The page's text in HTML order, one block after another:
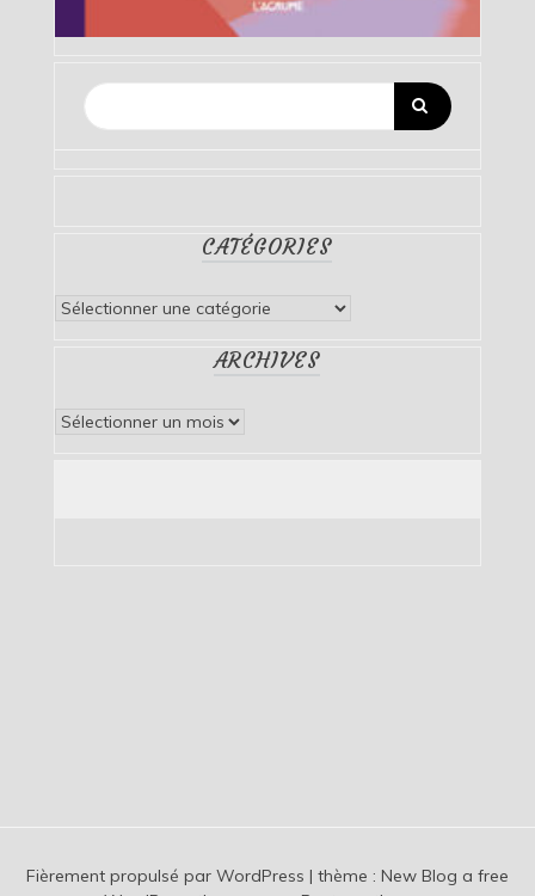
CATÉGORIES
Catégories
ARCHIVES
Archives
Fièrement propulsé par WordPress | thème : New Blog a free